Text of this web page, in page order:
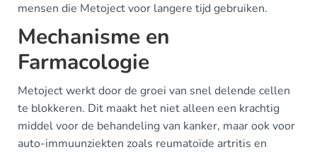
mensen die Metoject voor langere tijd gebruiken.
Mechanisme en
Farmacologie
Metoject werkt door de groei van snel delende cellen
te blokkeren. Dit maakt het niet alleen een krachtig
middel voor de behandeling van kanker, maar ook voor
auto-immuunziekten zoals reumatoïde artritis en